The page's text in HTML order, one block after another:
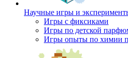
Научные игры и
Игры с фиксиками
Игры по детской
Игры опыты по химии